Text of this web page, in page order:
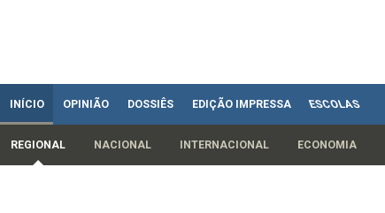
INÍCIO OPINIÃO DOSSIÊS EDIÇÃO IMPRESSA ESCOLAS
REGIONAL NACIONAL INTERNACIONAL ECONOMIA